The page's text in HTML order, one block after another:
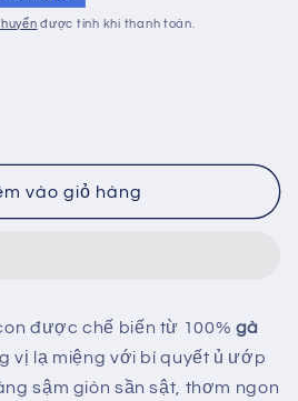
được tính khi thanh toán.
vào giỏ hàng
được chế biến từ 100% gà
vị lạ miệng với bí quyết ủ ướp
sậm giòn sần sật, thơm ngon